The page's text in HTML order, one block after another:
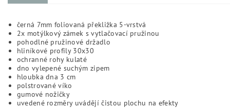
černá 7mm foliovaná překližka 5-vrstvá
2x motýlkový zámek s vytlačovací pružinou
pohodlné pružinové držadlo
hliníkové profily 30x30
ochranné rohy kulaté
dno vylepené suchým zipem
hloubka dna 3 cm
polstrované víko
gumové nožičky
uvedené rozměry uvádějí čistou plochu na efekty